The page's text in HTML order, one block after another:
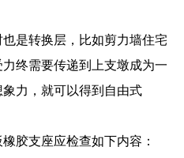
是转换层，比如剪力墙住宅
终需要传递到上支墩成为一
力，就可以得到自由式
胶支座应检查如下内容：